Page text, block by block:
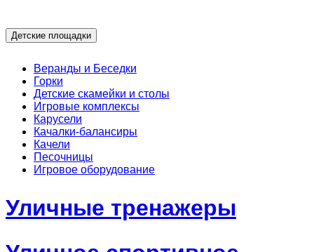
Детские площадки
Веранды и Беседки
Горки
Детские скамейки и столы
Игровые комплексы
Карусели
Качалки-балансиры
Качели
Песочницы
Игровое оборудование
Уличные тренажеры